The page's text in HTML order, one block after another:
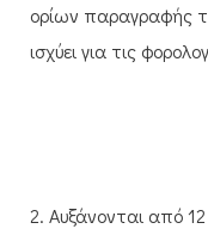
ορίων παραγραφής
ισχύει για τις
2. Αυξάνονται από